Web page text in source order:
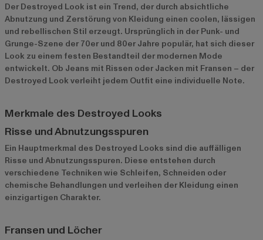
Der Destroyed Look ist ein Trend, der durch absichtliche
Abnutzung und Zerstörung von Kleidung einen coolen, lässigen
und rebellischen Stil erzeugt. Ursprünglich in der Punk- und
Grunge-Szene der 70er und 80er Jahre populär, hat sich dieser
Look zu einem festen Bestandteil der modernen Mode
entwickelt. Ob Jeans mit Rissen oder Jacken mit Fransen – der
Destroyed Look verleiht jedem Outfit eine individuelle Note.
Merkmale des Destroyed Looks
Risse und Abnutzungsspuren
Ein Hauptmerkmal des Destroyed Looks sind die auffälligen
Risse und Abnutzungsspuren. Diese entstehen durch
verschiedene Techniken wie Schleifen, Schneiden oder
chemische Behandlungen und verleihen der Kleidung einen
einzigartigen Charakter.
Fransen und Löcher